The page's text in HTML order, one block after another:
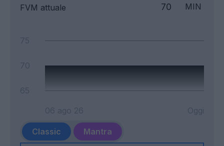
FVM attuale 70 MIN
Classic
Mantra